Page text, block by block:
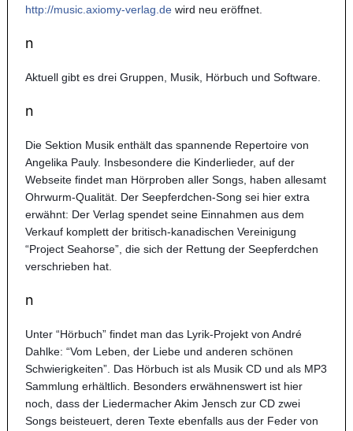
http://music.axiomy-verlag.de wird neu eröffnet.
n
Aktuell gibt es drei Gruppen, Musik, Hörbuch und Software.
n
Die Sektion Musik enthält das spannende Repertoire von
Angelika Pauly. Insbesondere die Kinderlieder, auf der
Webseite findet man Hörproben aller Songs, haben allesamt
Ohrwurm-Qualität. Der Seepferdchen-Song sei hier extra
erwähnt: Der Verlag spendet seine Einnahmen aus dem
Verkauf komplett der britisch-kanadischen Vereinigung
“Project Seahorse”, die sich der Rettung der Seepferdchen
verschrieben hat.
n
Unter “Hörbuch” findet man das Lyrik-Projekt von André
Dahlke: “Vom Leben, der Liebe und anderen schönen
Schwierigkeiten”. Das Hörbuch ist als Musik CD und als MP3
Sammlung erhältlich. Besonders erwähnenswert ist hier
noch, dass der Liedermacher Akim Jensch zur CD zwei
Songs beisteuert, deren Texte ebenfalls aus der Feder von